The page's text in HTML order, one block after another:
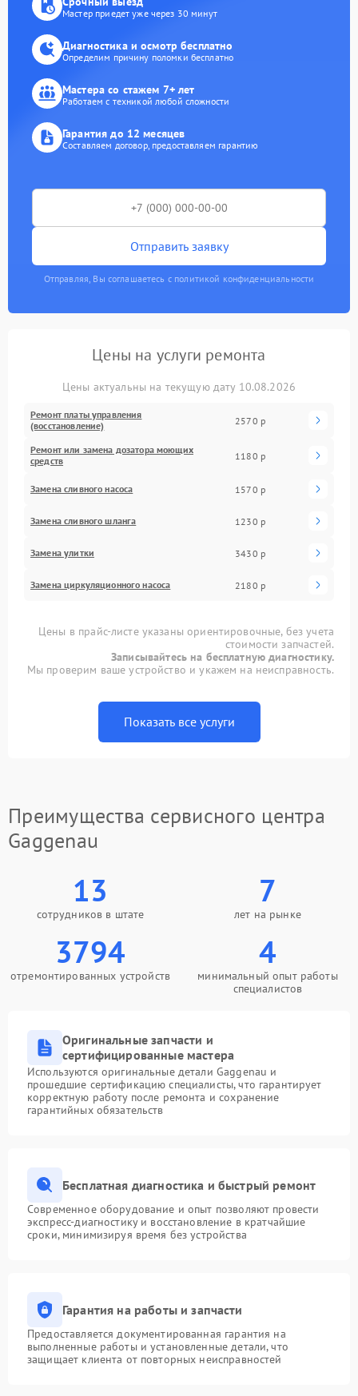
Мастер приедет уже через 30 минут
Диагностика и осмотр бесплатно
Определим причину поломки бесплатно
Мастера со стажем 7+ лет
Работаем с техникой любой сложности
Гарантия до 12 месяцев
Составляем договор, предоставляем гарантию
Отправить заявку
Отправляя, Вы соглашаетесь с политикой конфиденциальности
Цены на услуги ремонта
Цены актуальны на текущую дату 10.08.2026
Ремонт платы управления
(восстановление)
2570 р
Ремонт или замена дозатора моющих
средств
1180 р
Замена сливного насоса 1570 р
Замена сливного шланга 1230 р
Замена улитки 3430 р
Замена циркуляционного насоса 2180 р
Цены в прайс-листе указаны ориентировочные, без учета
стоимости запчастей.
Записывайтесь на бесплатную диагностику.
Мы проверим ваше устройство и укажем на неисправность.
Показать все услуги
Преимущества сервисного центра
Gaggenau
13
сотрудников в штате
7
лет на рынке
3794
отремонтированных устройств
4
минимальный опыт работы
специалистов
Оригинальные запчасти и
сертифицированные мастера
Используются оригинальные детали Gaggenau и
прошедшие сертификацию специалисты, что гарантирует
корректную работу после ремонта и сохранение
гарантийных обязательств
Бесплатная диагностика и быстрый ремонт
Современное оборудование и опыт позволяют провести
экспресс-диагностику и восстановление в кратчайшие
сроки, минимизируя время без устройства
Гарантия на работы и запчасти
Предоставляется документированная гарантия на
выполненные работы и установленные детали, что
защищает клиента от повторных неисправностей